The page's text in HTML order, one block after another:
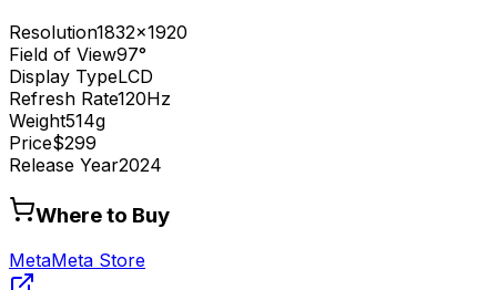
Resolution1832x1920
Field of View97°
Display TypeLCD
Refresh Rate120Hz
Weight514g
Price$299
Release Year2024
Where to Buy
MetaMeta Store